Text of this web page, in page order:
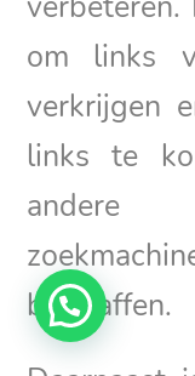
om links
verkrijgen
links te
andere
bestraffen.